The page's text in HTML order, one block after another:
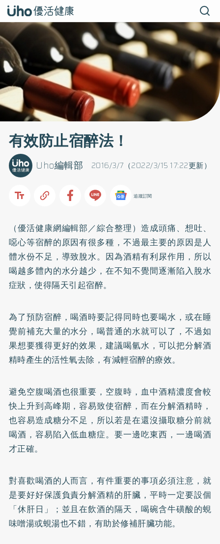
有效防止宿醉法！
2016/3/7（2022/3/15 17:22更新）
Uho編輯部
追蹤訂閱
（優活健康網編輯部／綜合整理）造成頭痛、想吐、
噁心等宿醉的原因有很多種，不過最主要的原因是人
體水份不足，導致脫水。因為酒精有利尿作用，所以
喝越多體內的水分越少，在不知不覺間逐漸陷入脫水
症狀，使得隔天引起宿醉。
為了預防宿醉，喝酒時要記得同時也要喝水，或在睡
覺前補充大量的水分，喝普通的水就可以了，不過如
果想要獲得更好的效果，建議喝氫水，可以把分解酒
精時產生的活性氧去除，有減輕宿醉的療效。
避免空腹喝酒也很重要，空腹時，血中酒精濃度會較
快上升到高峰期，容易致使宿醉，而在分解酒精時，
也容易造成糖分不足，所以若是在還沒攝取糖分前就
喝酒，容易陷入低血糖症。要一邊吃東西，一邊喝酒
才正確。
對喜歡喝酒的人而言，有件重要的事項必須注意，就
是要好好保護負責分解酒精的肝臟，平時一定要設個
「休肝日」；並且在飲酒的隔天，喝碗含牛磺酸的蜆
味噌湯或蜆湯也不錯，有助於修補肝臟功能。